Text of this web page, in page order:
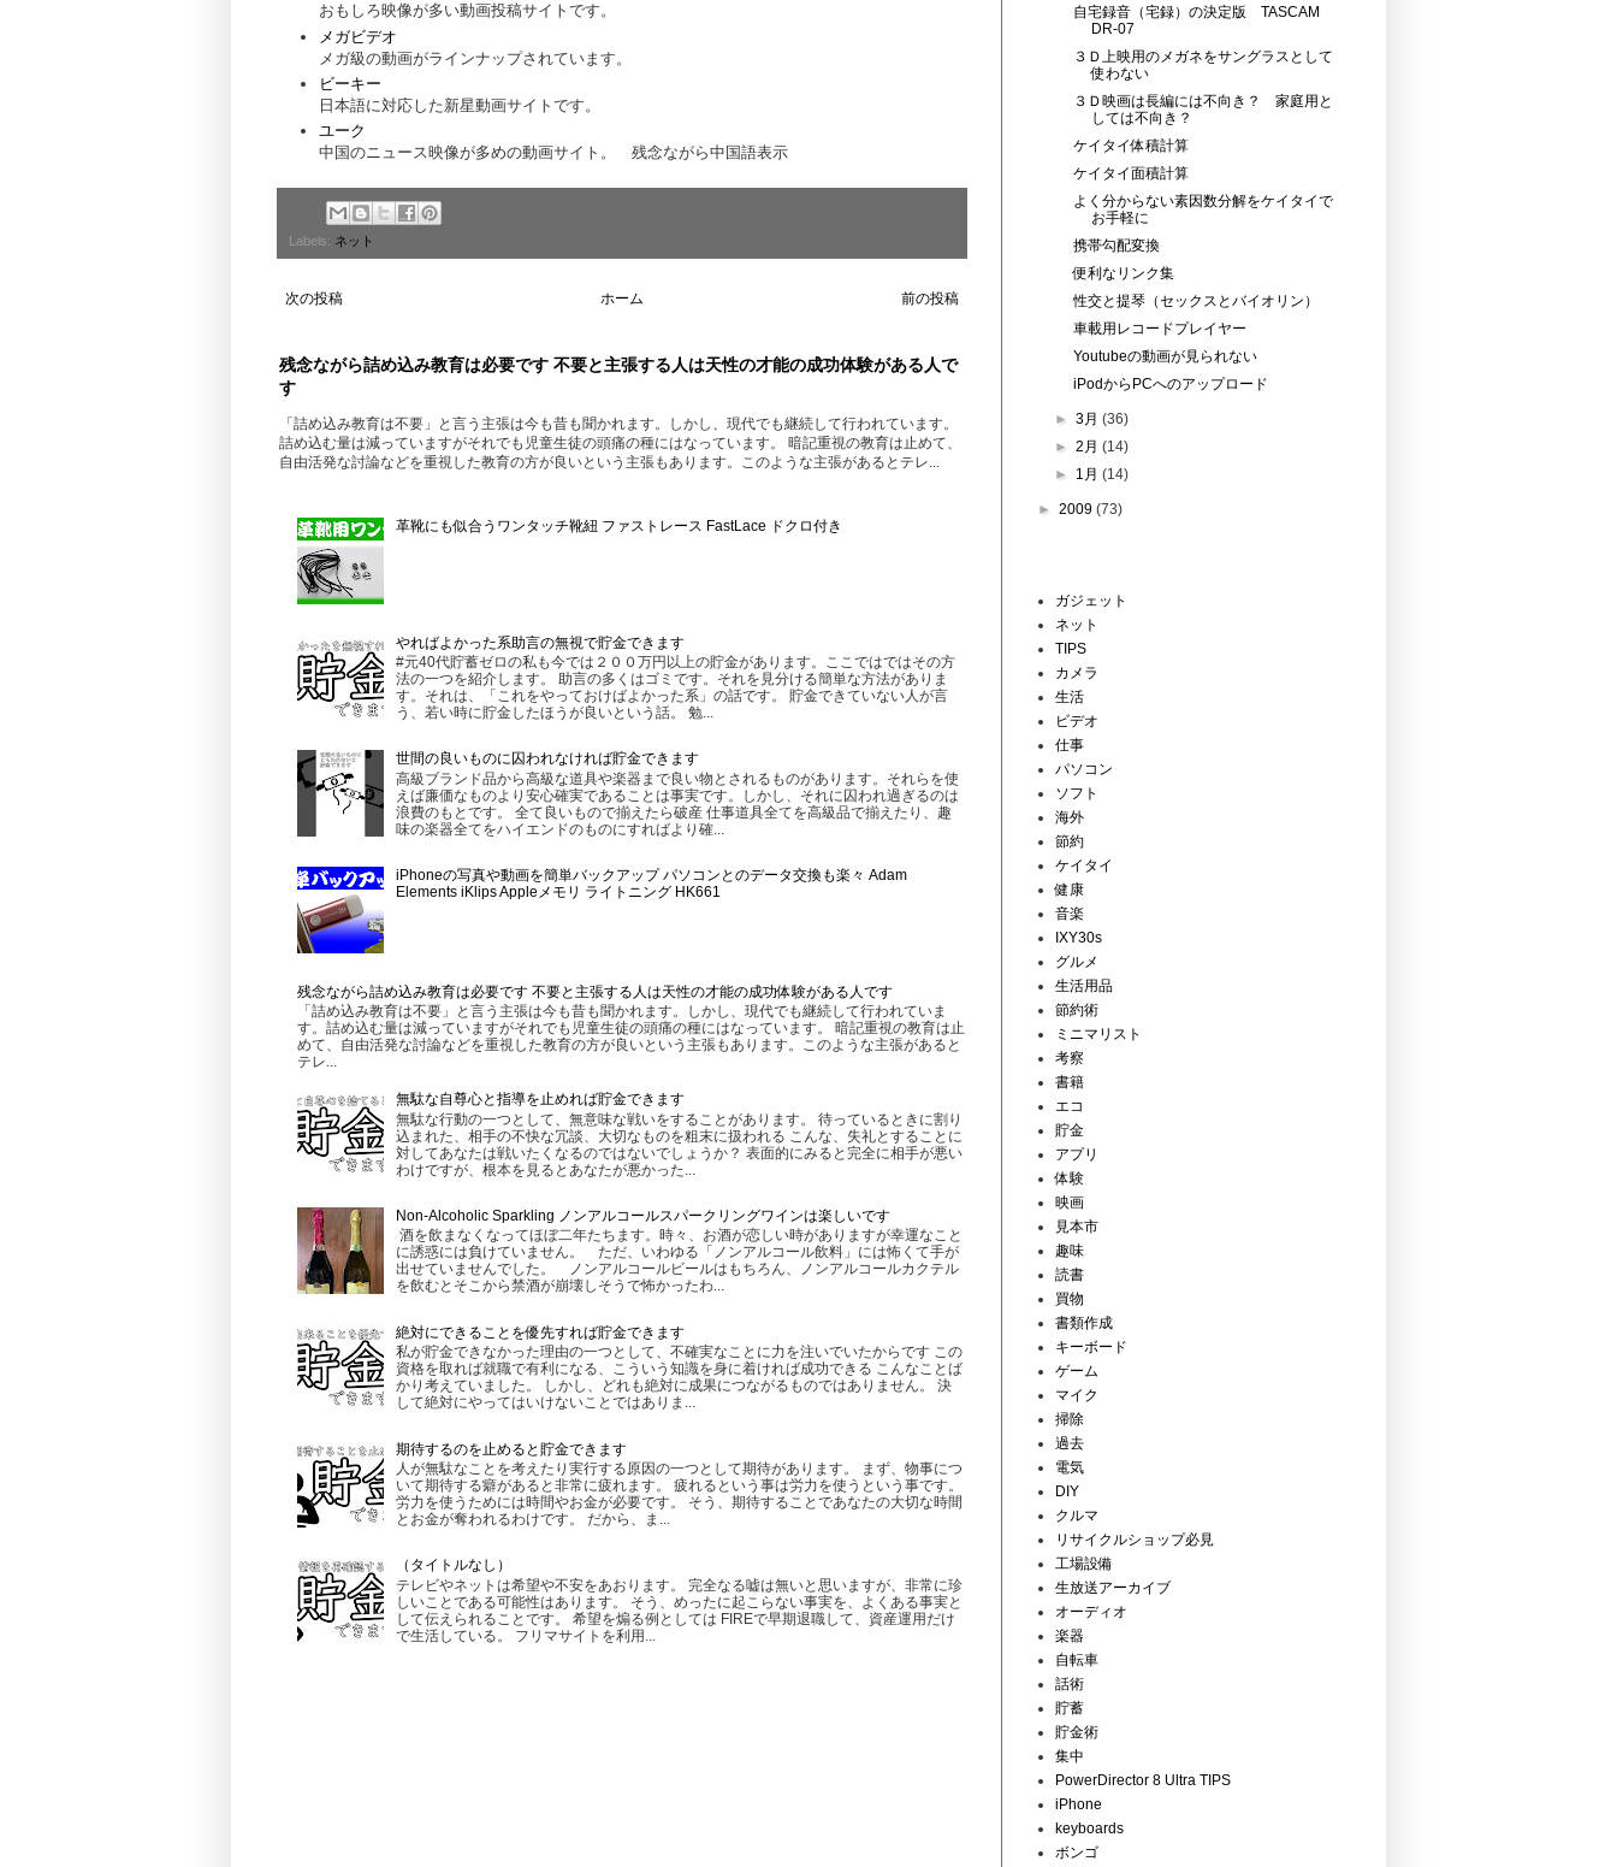
おもしろ映像が多い動画投稿サイトです。
メガビデオ
メガ級の動画がラインナップされています。
ビーキー
日本語に対応した新星動画サイトです。
ユーク
中国のニュース映像が多めの動画サイト。 残念ながら中国語表示
Labels: ネット
次の投稿 前の投稿
ホーム
残念ながら詰め込み教育は必要です 不要と主張する人は天性の才能の成功体験がある人で
す
「詰め込み教育は不要」と言う主張は今も昔も聞かれます。しかし、現代でも継続して行われています。
詰め込む量は減っていますがそれでも児童生徒の頭痛の種にはなっています。 暗記重視の教育は止めて、
自由活発な討論などを重視した教育の方が良いという主張もあります。このような主張があるとテレ...
革靴にも似合うワンタッチ靴紐 ファストレース FastLace ドクロ付き
やればよかった系助言の無視で貯金できます
#元40代貯蓄ゼロの私も今では２００万円以上の貯金があります。ここではではその方
法の一つを紹介します。 助言の多くはゴミです。それを見分ける簡単な方法がありま
す。それは、「これをやっておけばよかった系」の話です。 貯金できていない人が言
う、若い時に貯金したほうが良いという話。 勉...
世間の良いものに囚われなければ貯金できます
高級ブランド品から高級な道具や楽器まで良い物とされるものがあります。それらを使
えば廉価なものより安心確実であることは事実です。しかし、それに囚われ過ぎるのは
浪費のもとです。 全て良いもので揃えたら破産 仕事道具全てを高級品で揃えたり、趣
味の楽器全てをハイエンドのものにすればより確...
iPhoneの写真や動画を簡単バックアップ パソコンとのデータ交換も楽々 Adam
Elements iKlips Appleメモリ ライトニング HK661
残念ながら詰め込み教育は必要です 不要と主張する人は天性の才能の成功体験がある人です
「詰め込み教育は不要」と言う主張は今も昔も聞かれます。しかし、現代でも継続して行われていま
す。詰め込む量は減っていますがそれでも児童生徒の頭痛の種にはなっています。 暗記重視の教育は止
めて、自由活発な討論などを重視した教育の方が良いという主張もあります。このような主張があると
テレ...
無駄な自尊心と指導を止めれば貯金できます
無駄な行動の一つとして、無意味な戦いをすることがあります。 待っているときに割り
込まれた、相手の不快な冗談、大切なものを粗末に扱われる こんな、失礼とすることに
対してあなたは戦いたくなるのではないでしょうか？ 表面的にみると完全に相手が悪い
わけですが、根本を見るとあなたが悪かった...
Non-Alcoholic Sparkling ノンアルコールスパークリングワインは楽しいです
酒を飲まなくなってほぼ二年たちます。時々、お酒が恋しい時がありますが幸運なこと
に誘惑には負けていません。 ただ、いわゆる「ノンアルコール飲料」には怖くて手が
出せていませんでした。 ノンアルコールビールはもちろん、ノンアルコールカクテル
を飲むとそこから禁酒が崩壊しそうで怖かったわ...
絶対にできることを優先すれば貯金できます
私が貯金できなかった理由の一つとして、不確実なことに力を注いでいたからです この
資格を取れば就職で有利になる、こういう知識を身に着ければ成功できる こんなことば
かり考えていました。 しかし、どれも絶対に成果につながるものではありません。 決
して絶対にやってはいけないことではありま...
期待するのを止めると貯金できます
人が無駄なことを考えたり実行する原因の一つとして期待があります。 まず、物事につ
いて期待する癖があると非常に疲れます。 疲れるという事は労力を使うという事です。
労力を使うためには時間やお金が必要です。 そう、期待することであなたの大切な時間
とお金が奪われるわけです。 だから、ま...
（タイトルなし）
テレビやネットは希望や不安をあおります。 完全なる嘘は無いと思いますが、非常に珍
しいことである可能性はあります。 そう、めったに起こらない事実を、よくある事実と
して伝えられることです。 希望を煽る例としては FIREで早期退職して、資産運用だけ
で生活している。 フリマサイトを利用...
自宅録音（宅録）の決定版 TASCAM
DR-07
３Ｄ上映用のメガネをサングラスとして
使わない
３Ｄ映画は長編には不向き？ 家庭用と
しては不向き？
ケイタイ体積計算
ケイタイ面積計算
よく分からない素因数分解をケイタイで
お手軽に
携帯勾配変換
便利なリンク集
性交と提琴（セックスとバイオリン）
車載用レコードプレイヤー
Youtubeの動画が見られない
iPodからPCへのアップロード
►3月(36)
►2月(14)
► 1月(14)
► 2009 (73)
ガジェット
ネット
TIPS
カメラ
生活
ビデオ
仕事
パソコン
ソフト
海外
節約
ケイタイ
健康
音楽
IXY30s
グルメ
生活用品
節約術
ミニマリスト
考察
書籍
エコ
貯金
アプリ
体験
映画
見本市
趣味
読書
買物
書類作成
キーボード
ゲーム
マイク
掃除
過去
電気
DIY
クルマ
リサイクルショップ必見
工場設備
生放送アーカイブ
オーディオ
楽器
自転車
話術
貯蓄
貯金術
集中
PowerDirector 8 Ultra TIPS
iPhone
keyboards
ボンゴ